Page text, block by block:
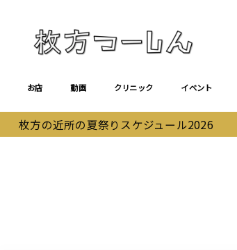
お店 動画 クリニック イベント
枚方の近所の夏祭りスケジュール2026